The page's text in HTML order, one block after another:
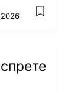
add